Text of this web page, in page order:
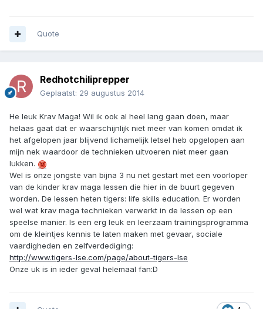
Quote
Redhotchiliprepper
Geplaatst: 29 augustus 2014
He leuk Krav Maga! Wil ik ook al heel lang gaan doen, maar
helaas gaat dat er waarschijnlijk niet meer van komen omdat ik
het afgelopen jaar blijvend lichamelijk letsel heb opgelopen aan
mijn nek waardoor de technieken uitvoeren niet meer gaan
lukken.
Wel is onze jongste van bijna 3 nu net gestart met een voorloper
van de kinder krav maga lessen die hier in de buurt gegeven
worden. De lessen heten tigers: life skills education. Er worden
wel wat krav maga technieken verwerkt in de lessen op een
speelse manier. Is een erg leuk en leerzaam trainingsprogramma
om de kleintjes kennis te laten maken met gevaar, sociale
vaardigheden en zelfverdediging:
http://www.tigers-lse.com/page/about-tigers-lse
Onze uk is in ieder geval helemaal fan:D